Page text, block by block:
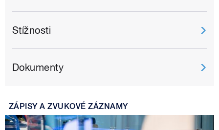
Stížnosti
Dokumenty
ZÁPISY A ZVUKOVÉ ZÁZNAMY